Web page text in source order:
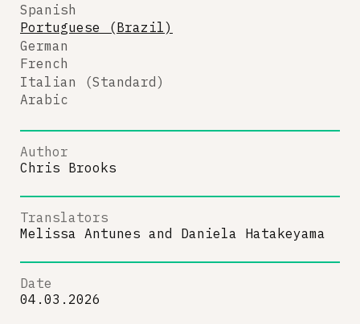
Spanish
Portuguese (Brazil)
German
French
Italian (Standard)
Arabic
Author
Chris Brooks
Translators
Melissa Antunes and Daniela Hatakeyama
Date
04.03.2026